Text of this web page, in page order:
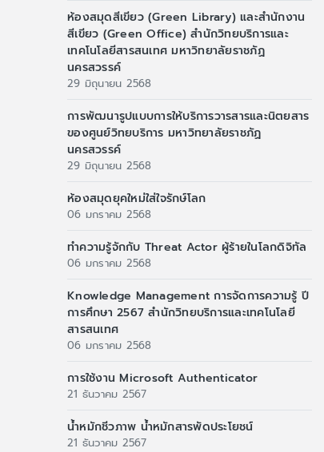
ห้องสมุดสีเขียว (Green Library) และสำนักงาน
สีเขียว (Green Office) สำนักวิทยบริการและ
เทคโนโลยีสารสนเทศ มหาวิทยาลัยราชภัฏ
นครสวรรค์
29 มิถุนายน 2568
การพัฒนารูปแบบการให้บริการวารสารและนิตยสาร
ของศูนย์วิทยบริการ มหาวิทยาลัยราชภัฏ
นครสวรรค์
29 มิถุนายน 2568
ห้องสมุดยุคใหม่ใส่ใจรักษ์โลก
06 มกราคม 2568
ทำความรู้จักกับ Threat Actor ผู้ร้ายในโลกดิจิทัล
06 มกราคม 2568
Knowledge Management การจัดการความรู้ ปี
การศึกษา 2567 สำนักวิทยบริการและเทคโนโลยี
สารสนเทศ
06 มกราคม 2568
การใช้งาน Microsoft Authenticator
21 ธันวาคม 2567
น้ำหมักชีวภาพ น้ำหมักสารพัดประโยชน์
21 ธันวาคม 2567